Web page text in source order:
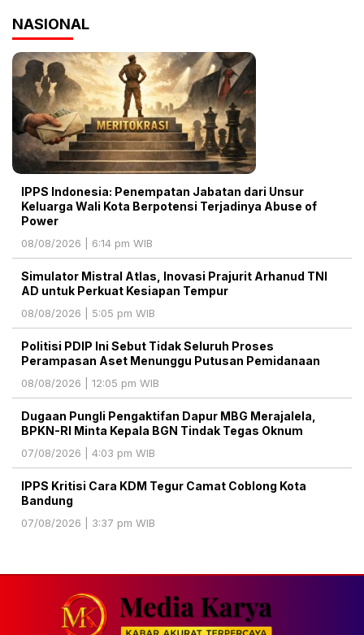
NASIONAL
IPPS Indonesia: Penempatan Jabatan dari Unsur
Keluarga Wali Kota Berpotensi Terjadinya Abuse of
Power
08/08/2026 | 6:14 pm WIB
Simulator Mistral Atlas, Inovasi Prajurit Arhanud TNI
AD untuk Perkuat Kesiapan Tempur
08/08/2026 | 5:05 pm WIB
Politisi PDIP Ini Sebut Tidak Seluruh Proses
Perampasan Aset Menunggu Putusan Pemidanaan
08/08/2026 | 12:05 pm WIB
Dugaan Pungli Pengaktifan Dapur MBG Merajalela,
BPKN-RI Minta Kepala BGN Tindak Tegas Oknum
07/08/2026 | 4:03 pm WIB
IPPS Kritisi Cara KDM Tegur Camat Coblong Kota
Bandung
07/08/2026 | 3:37 pm WIB